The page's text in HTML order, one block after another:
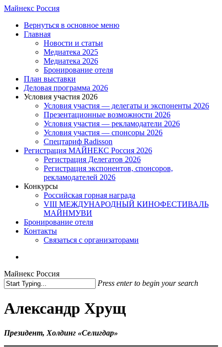
Skip
main
content
Майнекс Россия
Menu
Вернуться в основное меню
Главная
Новости и статьи
Медиатека 2025
Медиатека 2026
Бронирование отеля
План выставки
Деловая программа 2026
Условия участия 2026
Условия участия — делегаты и экспоненты 2026
Презентационные возможности 2026
Условия участия — рекламодатели 2026
Условия участия — спонсоры 2026
Спецтариф Radisson
Регистрация МАЙНЕКС Россия 2026
Регистрация Делегатов 2026
Регистрация экспонентов, спонсоров,
рекламодателей 2026
Конкурсы
Российская горная награда
VIII МЕЖДУНАРОДНЫЙ КИНОФЕСТИВАЛЬ
МАЙНМУВИ
Бронирование отеля
Контакты
Связаться с организаторами
Майнекс Россия
Press enter to begin your search
Search
Александр Хрущ
Президент, Холдинг «Селигдар»